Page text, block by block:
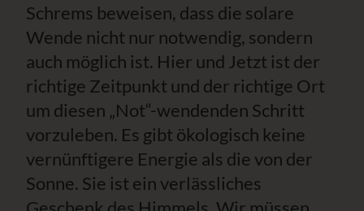
Schrems beweisen, dass die solare
Wende nicht nur notwendig, sondern
auch möglich ist. Hier und Jetzt ist der
richtige Zeitpunkt und der richtige Ort
um diesen „Not“-wendenden Schritt
vorzuleben. Es gibt ökologisch keine
vernünftigere Energie als die von der
Sonne. Sie ist ein verlässliches